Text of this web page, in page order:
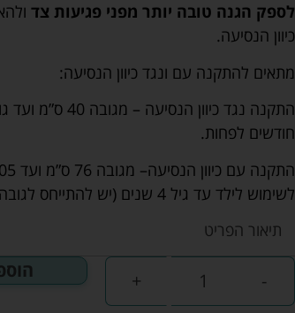
לספק הגנה טובה יותר מפני פגיעות צד
כיוון הנסיעה.
מתאים להתקנה עם ונגד כיוון הנסיעה:
חודשים לפחות.
לשימוש לילד עד גיל 4 שנים (יש להתייחס לגובה הילד המצוין).
תיאור הפריט
-
+